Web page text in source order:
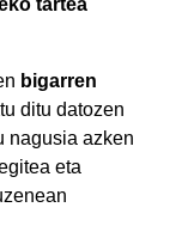
bigarren
ditu datozen
nagusia azken
eta